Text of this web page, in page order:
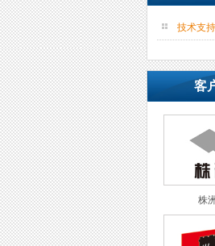
技术支持
客
株